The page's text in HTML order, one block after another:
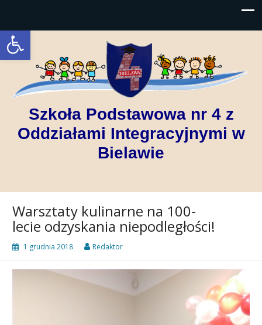
Open toolbar
Szkoła Podstawowa nr 4 z
Oddziałami Integracyjnymi w
Bielawie
Warsztaty kulinarne na 100-
lecie odzyskania niepodległości!
1 grudnia 2018 Redaktor